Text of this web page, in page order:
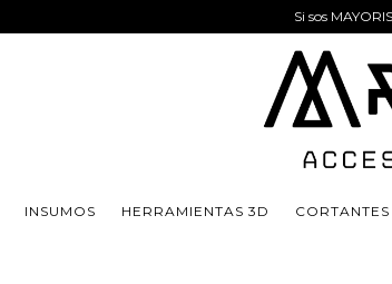
Si sos
INSUMOS HERRAMIENTAS 3D